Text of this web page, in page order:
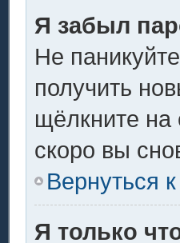
Я забыл
Не
получить
щёлкните на
скоро вы
Вернуться
Я только